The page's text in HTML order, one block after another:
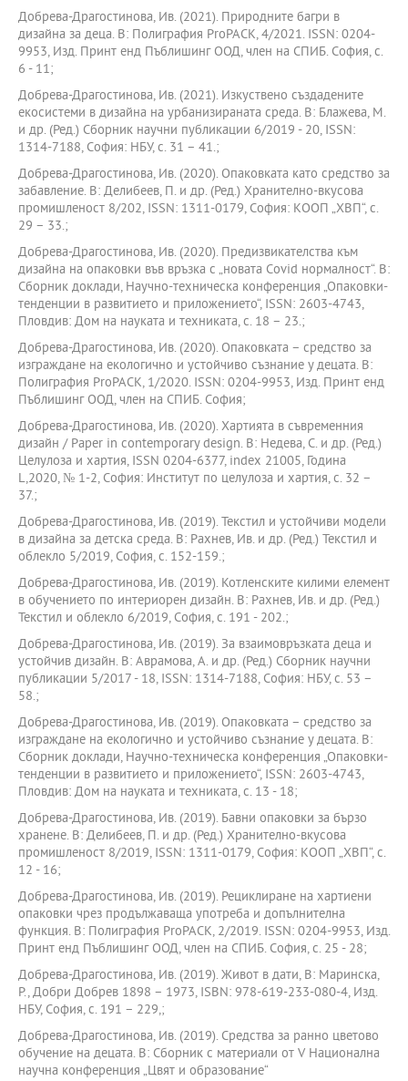
Добрева-Драгостинова, Ив. (2021). Природните багри в
дизайна за деца. В: Полиграфия ProPACK, 4/2021. ISSN: 0204-
9953, Изд. Принт енд Пъблишинг ООД, член на СПИБ. София, с.
6 - 11;
Добрева-Драгостинова, Ив. (2021). Изкуствено създадените
екосистеми в дизайна на урбанизираната среда. В: Блажева, М.
и др. (Ред.) Сборник научни публикации 6/2019 - 20, ISSN:
1314-7188, София: НБУ, с. 31 – 41.;
Добрева-Драгостинова, Ив. (2020). Опаковката като средство за
забавление. В: Делибеев, П. и др. (Ред.) Хранително-вкусова
промишленост 8/202, ISSN: 1311-0179, София: КООП „ХВП“, с.
29 – 33.;
Добрева-Драгостинова, Ив. (2020). Предизвикателства към
дизайна на опаковки във връзка с „новата Сovid нормалност“. В:
Сборник доклади, Научно-техническа конференция „Опаковки-
тенденции в развитието и приложението“, ISSN: 2603-4743,
Пловдив: Дом на науката и техниката, с. 18 – 23.;
Добрева-Драгостинова, Ив. (2020). Опаковката – средство за
изграждане на екологично и устойчиво съзнание у децата. В:
Полиграфия ProPACK, 1/2020. ISSN: 0204-9953, Изд. Принт енд
Пъблишинг ООД, член на СПИБ. София;
Добрева-Драгостинова, Ив. (2020). Хартията в съвременния
дизайн / Paper in contemporary design. В: Недева, С. и др. (Ред.)
Целулоза и хартия, ISSN 0204-6377, index 21005, Година
L,2020, № 1-2, София: Институт по целулоза и хартия, с. 32 –
37.;
Добрева-Драгостинова, Ив. (2019). Текстил и устойчиви модели
в дизайна за детска среда. В: Рахнев, Ив. и др. (Ред.) Текстил и
облекло 5/2019, София, с. 152-159.;
Добрева-Драгостинова, Ив. (2019). Котленските килими елемент
в обучението по интериорен дизайн. В: Рахнев, Ив. и др. (Ред.)
Текстил и облекло 6/2019, София, с. 191 - 202.;
Добрева-Драгостинова, Ив. (2019). За взаимовръзката деца и
устойчив дизайн. В: Аврамова, А. и др. (Ред.) Сборник научни
публикации 5/2017 - 18, ISSN: 1314-7188, София: НБУ, с. 53 –
58.;
Добрева-Драгостинова, Ив. (2019). Опаковката – средство за
изграждане на екологично и устойчиво съзнание у децата. В:
Сборник доклади, Научно-техническа конференция „Опаковки-
тенденции в развитието и приложението“, ISSN: 2603-4743,
Пловдив: Дом на науката и техниката, с. 13 - 18;
Добрева-Драгостинова, Ив. (2019). Бавни опаковки за бързо
хранене. В: Делибеев, П. и др. (Ред.) Хранително-вкусова
промишленост 8/2019, ISSN: 1311-0179, София: КООП „ХВП“, с.
12 - 16;
Добрева-Драгостинова, Ив. (2019). Рециклиране на хартиени
опаковки чрез продължаваща употреба и допълнителна
функция. В: Полиграфия ProPACK, 2/2019. ISSN: 0204-9953, Изд.
Принт енд Пъблишинг ООД, член на СПИБ. София, с. 25 - 28;
Добрева-Драгостинова, Ив. (2019). Живот в дати, В: Маринска,
Р., Добри Добрев 1898 – 1973, ISBN: 978-619-233-080-4, Изд.
НБУ, София, с. 191 – 229,;
Добрева-Драгостинова, Ив. (2019). Средства за ранно цветово
обучение на децата. В: Сборник с материали от V Национална
научна конференция „Цвят и образование“